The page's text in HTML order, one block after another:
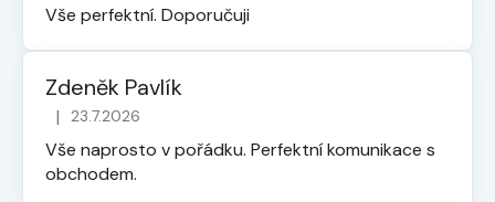
Vše perfektní. Doporučuji
Zdeněk Pavlík
Hodnocení obchodu je 5 z 5 hvězdiček.
| 23.7.2026
Vše naprosto v pořádku. Perfektní komunikace s
obchodem.